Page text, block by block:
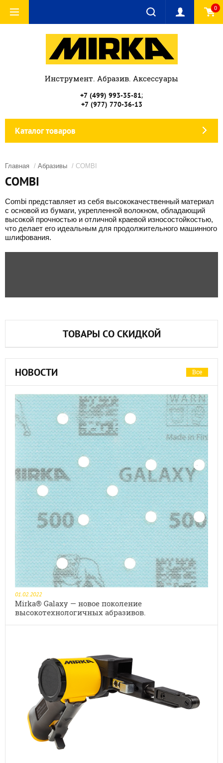
0
Инструмент. Абразив. Аксессуары
+7 (499) 993-35-81;
+7 (977) 770-36-13
Каталог товаров
Главная / Абразивы / COMBI
COMBI
Combi представляет из себя высококачественный материал
с основой из бумаги, укрепленной волокном, обладающий
высокой прочностью и отличной краевой износостойкостью,
что делает его идеальным для продолжительного машинного
шлифования.
ТОВАРЫ СО СКИДКОЙ
НОВОСТИ Все
01.02.2022
Mirka® Galaxy — новое поколение
высокотехнологичных абразивов.